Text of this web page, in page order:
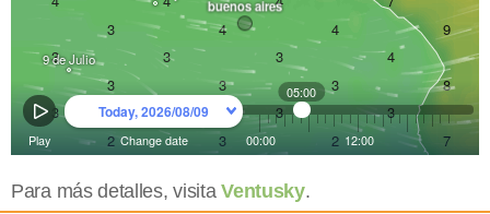
Para más detalles, visitaVentusky.